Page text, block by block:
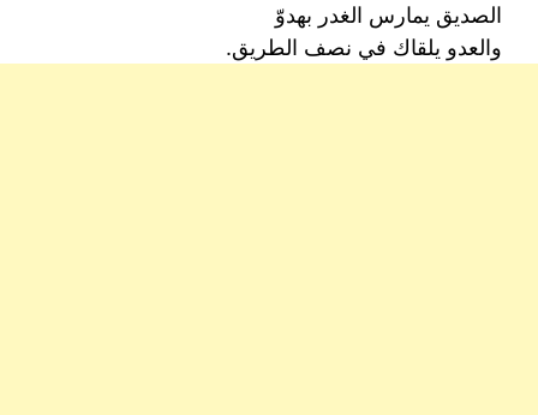
الصديق يمارس الغدر بهدوّ
والعدو يلقاك في نصف الطريق.